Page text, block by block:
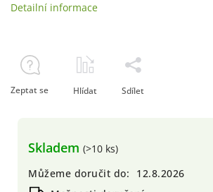
Skladem (>10 ks)
Můžeme doručit do:
12.8.2026
Detailní informace
Zeptat se Hlídat Sdílet